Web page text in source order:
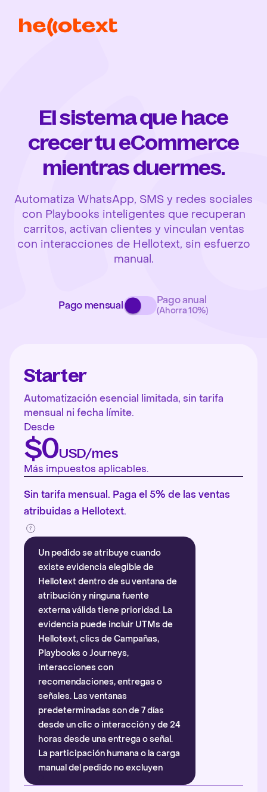
El sistema que hace
crecer tu eCommerce
mientras duermes.
Automatiza WhatsApp, SMS y redes sociales
con Playbooks inteligentes que recuperan
carritos, activan clientes y vinculan ventas
con interacciones de Hellotext, sin esfuerzo
manual.
Pago mensual Pago anual
(Ahorra 10%)
Starter
Automatización esencial limitada, sin tarifa
mensual ni fecha límite.
Desde
$0USD/mes
Más impuestos aplicables.
Sin tarifa mensual. Paga el 5% de las ventas
atribuidas a Hellotext.
Un pedido se atribuye cuando
existe evidencia elegible de
Hellotext dentro de su ventana de
atribución y ninguna fuente
externa válida tiene prioridad. La
evidencia puede incluir UTMs de
Hellotext, clics de Campañas,
Playbooks o Journeys,
interacciones con
recomendaciones, entregas o
señales. Las ventanas
predeterminadas son de 7 días
desde un clic o interacción y de 24
horas desde una entrega o señal.
La participación humana o la carga
manual del pedido no excluyen
automáticamente la atribución.